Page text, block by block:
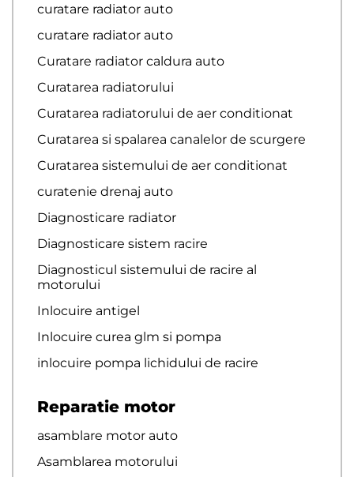
curatare radiator auto
curatare radiator auto
Curatare radiator caldura auto
Curatarea radiatorului
Curatarea radiatorului de aer conditionat
Curatarea si spalarea canalelor de scurgere
Curatarea sistemului de aer conditionat
curatenie drenaj auto
Diagnosticare radiator
Diagnosticare sistem racire
Diagnosticul sistemului de racire al
motorului
Inlocuire antigel
Inlocuire curea glm si pompa
inlocuire pompa lichidului de racire
Reparatie motor
asamblare motor auto
Asamblarea motorului